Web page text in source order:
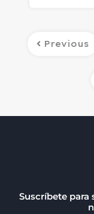
Previous
Suscríbete para